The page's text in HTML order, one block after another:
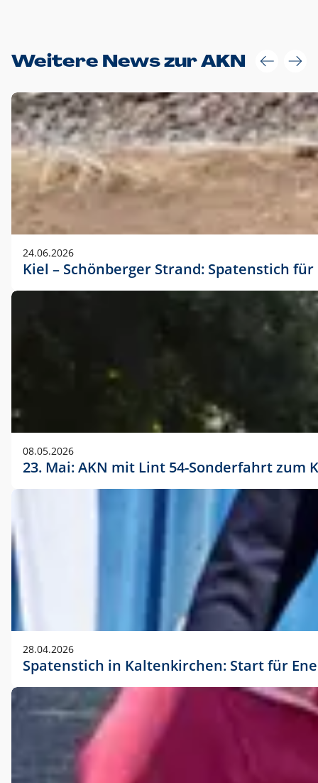
Weitere News zur AKN
24.06.2026
Kiel – Schönberger Strand: Spatenstich
08.05.2026
23. Mai: AKN mit Lint 54-Sonderfahrt
28.04.2026
Spatenstich in Kaltenkirchen: Start für